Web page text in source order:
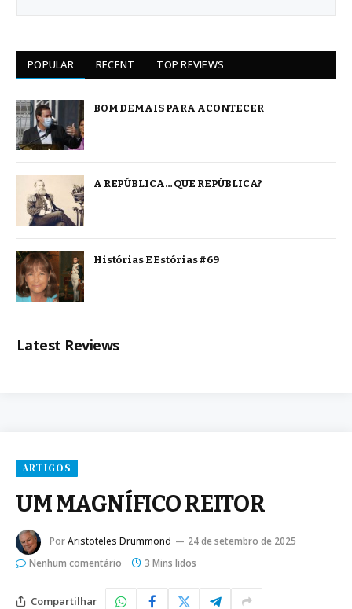
POPULAR RECENT TOP REVIEWS
BOM DEMAIS PARA ACONTECER
A REPÚBLICA… QUE REPÚBLICA?
Histórias E Estórias #69
Latest Reviews
ARTIGOS
UM MAGNÍFICO REITOR
PorAristoteles Drummond
24 de setembro de 2025
Nenhum comentário
3 Mins lidos
Compartilhar